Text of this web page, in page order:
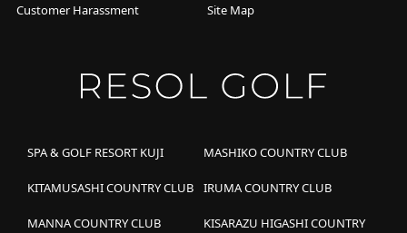
Customer Harassment Site Map
SPA & GOLF RESORT KUJI MASHIKO COUNTRY CLUB
KITAMUSASHI COUNTRY CLUB IRUMA COUNTRY CLUB
MANNA COUNTRY CLUB
KISARAZU HIGASHI COUNTRY